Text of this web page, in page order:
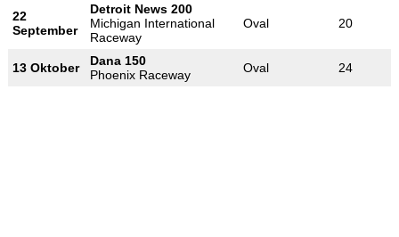
22
September
Detroit News 200
Michigan International
Raceway
Oval 20
13 Oktober
Dana 150
Phoenix Raceway
Oval 24